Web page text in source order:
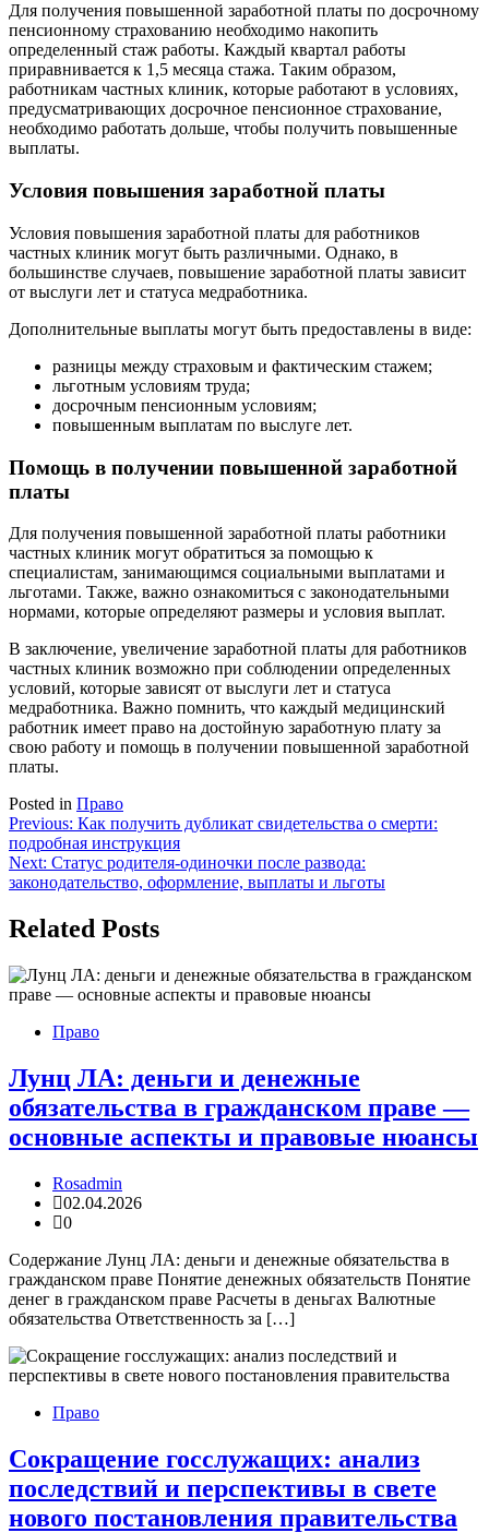
Для получения повышенной заработной платы по досрочному
пенсионному страхованию необходимо накопить
определенный стаж работы. Каждый квартал работы
приравнивается к 1,5 месяца стажа. Таким образом,
работникам частных клиник, которые работают в условиях,
предусматривающих досрочное пенсионное страхование,
необходимо работать дольше, чтобы получить повышенные
выплаты.
Условия повышения заработной платы
Условия повышения заработной платы для работников
частных клиник могут быть различными. Однако, в
большинстве случаев, повышение заработной платы зависит
от выслуги лет и статуса медработника.
Дополнительные выплаты могут быть предоставлены в виде:
разницы между страховым и фактическим стажем;
льготным условиям труда;
досрочным пенсионным условиям;
повышенным выплатам по выслуге лет.
Помощь в получении повышенной заработной
платы
Для получения повышенной заработной платы работники
частных клиник могут обратиться за помощью к
специалистам, занимающимся социальными выплатами и
льготами. Также, важно ознакомиться с законодательными
нормами, которые определяют размеры и условия выплат.
В заключение, увеличение заработной платы для работников
частных клиник возможно при соблюдении определенных
условий, которые зависят от выслуги лет и статуса
медработника. Важно помнить, что каждый медицинский
работник имеет право на достойную заработную плату за
свою работу и помощь в получении повышенной заработной
платы.
Posted in Право
Навигация
по
записям
Previous: Как получить дубликат свидетельства о смерти:
подробная инструкция
Next: Статус родителя-одиночки после развода:
законодательство, оформление, выплаты и льготы
Related Posts
Право
Лунц ЛА: деньги и денежные
обязательства в гражданском праве —
основные аспекты и правовые нюансы
Rosadmin
02.04.2026
0
Содержание Лунц ЛА: деньги и денежные обязательства в
гражданском праве Понятие денежных обязательств Понятие
денег в гражданском праве Расчеты в деньгах Валютные
обязательства Ответственность за […]
Право
Сокращение госслужащих: анализ
последствий и перспективы в свете
нового постановления правительства